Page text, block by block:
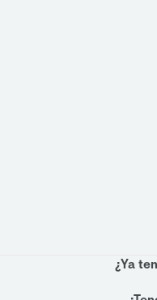
¿Ya